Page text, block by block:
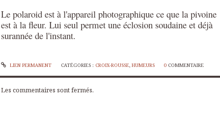
Le polaroid est à l'appareil photographique ce que la pivoine
est à la fleur. Lui seul permet une éclosion soudaine et déjà
surannée de l'instant.
LIEN PERMANENT CATÉGORIES : CROIX-ROUSSE, HUMEURS 0 COMMENTAIRE
Les commentaires sont fermés.